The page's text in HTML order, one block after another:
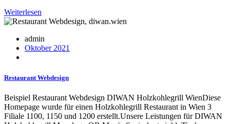
Weiterlesen
admin
Oktober 2021
Restaurant Webdesign
Beispiel Restaurant Webdesign DIWAN Holzkohlegrill WienDiese
Homepage wurde für einen Holzkohlegrill Restaurant in Wien 3
Filiale 1100, 1150 und 1200 erstellt.Unsere Leistungen für DIWAN